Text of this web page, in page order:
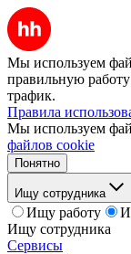
Мы используем
правильную работу
трафик.
Правила
Мы используем
файлов cookie
Понятно
Ищу сотрудника
Ищу работу
Ищу сотрудника
Сервисы